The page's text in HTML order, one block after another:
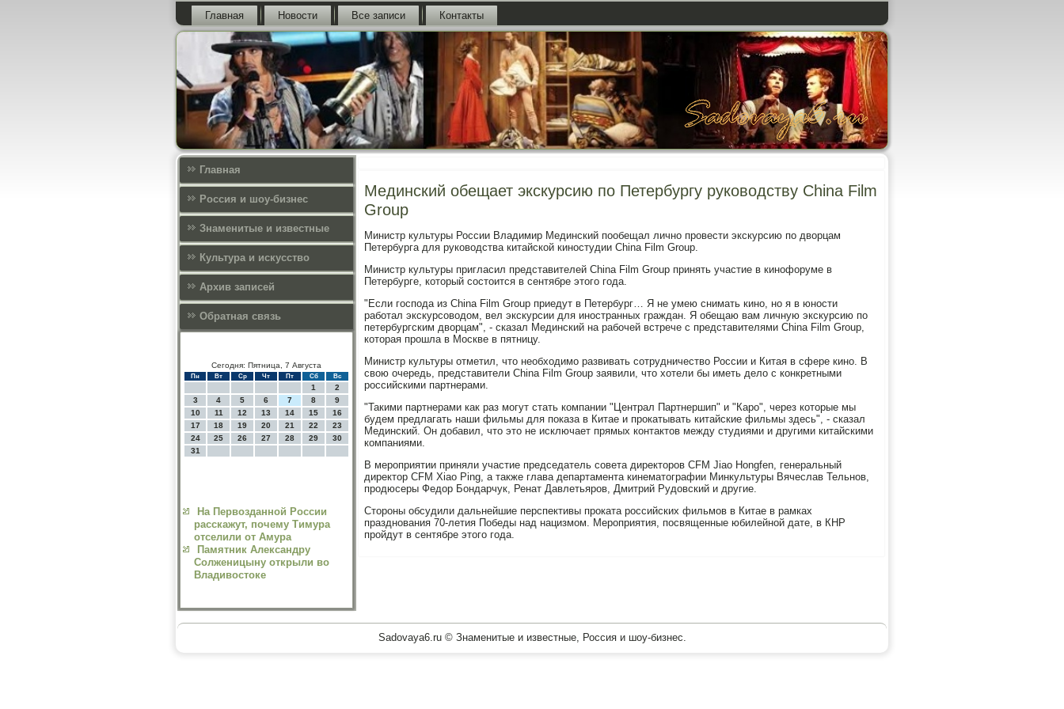
Главная Новости Все записи Контакты
Главная
Россия и шоу-бизнес
Знаменитые и известные
Культура и искусcтво
Архив записей
Обратная связь
Сегодня: Пятница, 7 Августа
Пн Вт Ср Чт Пт Сб Вс
1
2
3
4 5 6 7 8
9
10
11 12 13 14 15
16
17
18 19 20 21 22
23
24
25 26 27 28 29
30
31
На Первозданной России
расскажут, почему Тимура
отселили от Амура
Памятник Александру
Солженицыну открыли во
Владивостоке
Мединский обещает экскурсию по Петербургу руководству China Film
Group
Министр культуры России Владимир Мединский пообещал лично провести экскурсию по дворцам
Петербурга для руководства китайской киностудии China Film Group.
Министр культуры пригласил представителей China Film Group принять участие в кинофоруме в
Петербурге, который состоится в сентябре этого года.
"Если господа из China Film Group приедут в Петербург… Я не умею снимать кино, но я в юности
работал экскурсоводом, вел экскурсии для иностранных граждан. Я обещаю вам личную экскурсию по
петербургским дворцам", - сказал Мединский на рабочей встрече с представителями China Film Group,
которая прошла в Москве в пятницу.
Министр культуры отметил, что необходимо развивать сотрудничество России и Китая в сфере кино. В
свою очередь, представители China Film Group заявили, что хотели бы иметь дело с конкретными
российскими партнерами.
"Такими партнерами как раз могут стать компании "Централ Партнершип" и "Каро", через которые мы
будем предлагать наши фильмы для показа в Китае и прокатывать китайские фильмы здесь", - сказал
Мединский. Он добавил, что это не исключает прямых контактов между студиями и другими китайскими
компаниями.
В мероприятии приняли участие председатель совета директоров CFM Jiao Hongfen, генеральный
директор CFM Xiao Ping, а также глава департамента кинематографии Минкультуры Вячеслав Тельнов,
продюсеры Федор Бондарчук, Ренат Давлетьяров, Дмитрий Рудовский и другие.
Стороны обсудили дальнейшие перспективы проката российских фильмов в Китае в рамках
празднования 70-летия Победы над нацизмом. Мероприятия, посвященные юбилейной дате, в КНР
пройдут в сентябре этого года.
Sadovaya6.ru © Знаменитые и известные, Россия и шоу-бизнес.